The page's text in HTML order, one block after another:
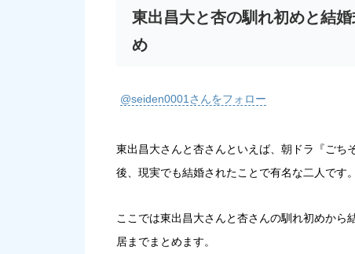
東出昌大と杏の馴れ初めと結
め
@seiden0001さんをフォロー
東出昌大さんと杏さんといえば、朝ドラ『ごち
後、現実でも結婚されたことで有名な二人です。
ここでは東出昌大さんと杏さんの馴れ初めか
居までまとめます。